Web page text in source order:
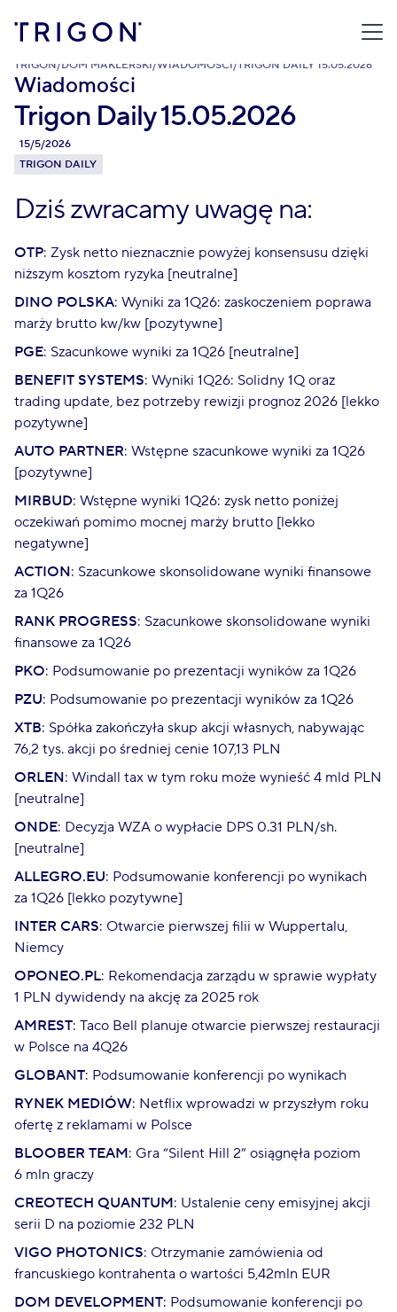
TRIGON/DOM MAKLERSKI/WIADOMOŚCI/ TRIGON DAILY 15.05.2026
Wiadomości
Trigon Daily 15.05.2026
15/5/2026
TRIGON DAILY
Dziś zwracamy uwagę na:
OTP: Zysk netto nieznacznie powyżej konsensusu dzięki
niższym kosztom ryzyka [neutralne]
DINO POLSKA: Wyniki za 1Q26: zaskoczeniem poprawa
marży brutto kw/kw [pozytywne]
PGE: Szacunkowe wyniki za 1Q26 [neutralne]
BENEFIT SYSTEMS: Wyniki 1Q26: Solidny 1Q oraz
trading update, bez potrzeby rewizji prognoz 2026 [lekko
pozytywne]
AUTO PARTNER: Wstępne szacunkowe wyniki za 1Q26
[pozytywne]
MIRBUD: Wstępne wyniki 1Q26: zysk netto poniżej
oczekiwań pomimo mocnej marży brutto [lekko
negatywne]
ACTION: Szacunkowe skonsolidowane wyniki finansowe
za 1Q26
RANK PROGRESS: Szacunkowe skonsolidowane wyniki
finansowe za 1Q26
PKO: Podsumowanie po prezentacji wyników za 1Q26
PZU: Podsumowanie po prezentacji wyników za 1Q26
XTB: Spółka zakończyła skup akcji własnych, nabywając
76,2 tys. akcji po średniej cenie 107,13 PLN
ORLEN: Windall tax w tym roku może wynieść 4 mld PLN
[neutralne]
ONDE: Decyzja WZA o wypłacie DPS 0.31 PLN/sh.
[neutralne]
ALLEGRO.EU: Podsumowanie konferencji po wynikach
za 1Q26 [lekko pozytywne]
INTER CARS: Otwarcie pierwszej filii w Wuppertalu,
Niemcy
OPONEO.PL: Rekomendacja zarządu w sprawie wypłaty
1 PLN dywidendy na akcję za 2025 rok
AMREST: Taco Bell planuje otwarcie pierwszej restauracji
w Polsce na 4Q26
GLOBANT: Podsumowanie konferencji po wynikach
RYNEK MEDIÓW: Netflix wprowadzi w przyszłym roku
ofertę z reklamami w Polsce
BLOOBER TEAM: Gra “Silent Hill 2” osiągnęła poziom
6 mln graczy
CREOTECH QUANTUM: Ustalenie ceny emisyjnej akcji
serii D na poziomie 232 PLN
VIGO PHOTONICS: Otrzymanie zamówienia od
francuskiego kontrahenta o wartości 5,42mln EUR
DOM DEVELOPMENT: Podsumowanie konferencji po